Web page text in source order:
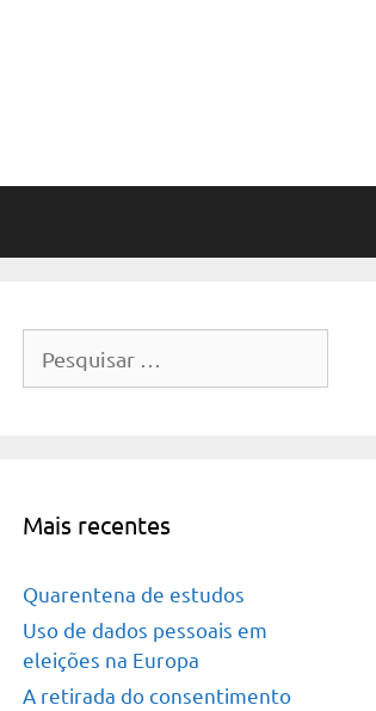
por:
Mais recentes
Quarentena de estudos
Uso de dados pessoais em
eleições na Europa
A retirada do consentimento